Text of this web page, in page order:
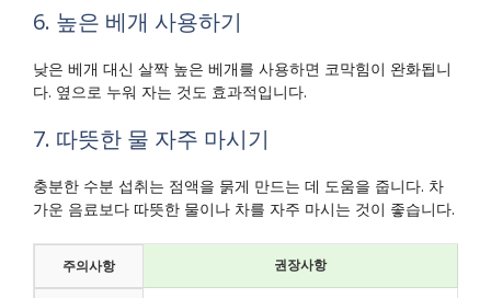
6. 높은 베개 사용하기
낮은 베개 대신 살짝 높은 베개를 사용하면 코막힘이 완화됩니
다. 옆으로 누워 자는 것도 효과적입니다.
7. 따뜻한 물 자주 마시기
충분한 수분 섭취는 점액을 묽게 만드는 데 도움을 줍니다. 차
가운 음료보다 따뜻한 물이나 차를 자주 마시는 것이 좋습니다.
주의사항 권장사항